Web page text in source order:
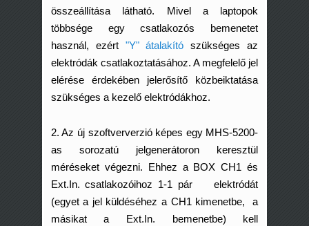
összeállítása látható. Mivel a laptopok
többsége egy csatlakozós bemenetet
használ, ezért "Y" átalakító szükséges az
elektródák csatlakoztatásához. A megfelelő jel
elérése érdekében jelerősítő közbeiktatása
szükséges a kezelő elektródákhoz.
2. Az új szoftververzió képes egy MHS-5200-
as sorozatú jelgenerátoron keresztül
méréseket végezni. Ehhez a BOX CH1 és
Ext.In. csatlakozóihoz 1-1 pár elektródát
(egyet a jel küldéséhez a CH1 kimenetbe, a
másikat a Ext.In. bemenetbe) kell